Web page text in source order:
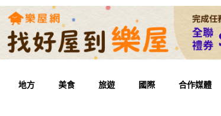
地方 美食 旅遊 國際 合作媒體